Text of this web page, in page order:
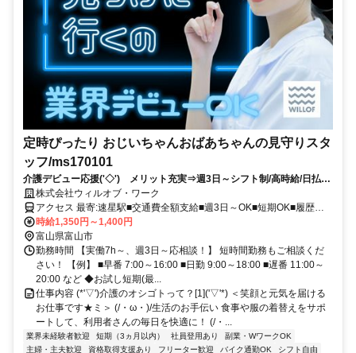
定時ぴったり おじいちゃんおばあちゃんの見守りスタ
ッフ/ms170101
介護デビュー応援('◇')ゞメリット充実⇒週3日～シフト制/高時給/日払い
あり/即日勤務/履歴書不要
株式会社ウィルオブ・ワーク
アクセス 最寄:速星駅■交通費全額支給■週3日～OK■短期OK■履歴書
不要
時給1,350円～1,400円
富山県富山市
勤務時間 【実働7h～、週3日～応相談！】 短時間勤務もご相談くだ
さい！ 【例】 ■早番 7:00～16:00 ■日勤 9:00～18:00 ■遅番 11:00～
20:00 など ◆お試し短期(最...
仕事内容 (*'▽')介護のオシゴトって？[1]('▽'*) ＜笑顔と元気を届ける
お仕事です★ミ＞ (/・ω・)/生活のお手伝い 食事や服の着替えをサポ
ートして、利用者さんの毎日を快適に！ (/・...
業界未経験者歓迎 短期（3ヵ月以内） 社員登用あり
副業・WワークOK
主婦・主夫歓迎
資格取得支援あり フリーター歓迎 バイク通勤OK
シフト自由